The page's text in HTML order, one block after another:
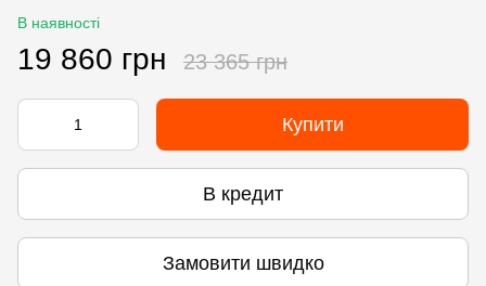
В наявності
19 860 грн 23 365 грн
Купити
В кредит
Замовити швидко